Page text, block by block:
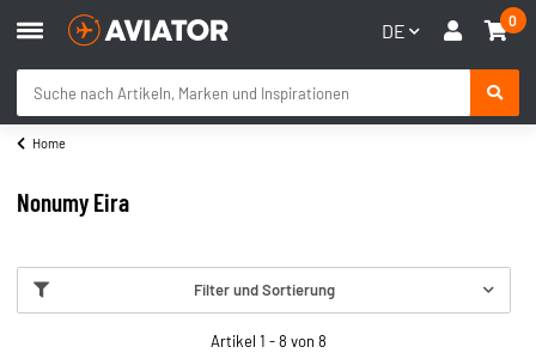
DE 0
Home
Nonumy Eira
Filter und Sortierung
Artikel 1 - 8 von 8